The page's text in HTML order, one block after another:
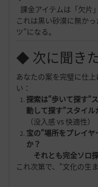
課金アイテムは「欠片
これは黒い砂漠に無か
ツ”になる。
◆ 次に聞き
あなたの案を完璧に仕
い：
探索は“歩いて探す”
動して探す”スタイル
（没入感 vs 快適性）
宝の“場所をプレイ
か？
それとも完全ソロ
これ次第で、“文化の生